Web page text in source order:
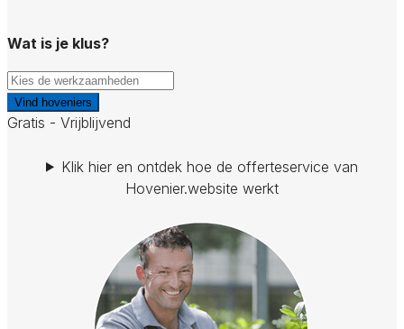
Wat is je klus?
Vind hoveniers
Gratis - Vrijblijvend
Klik hier en ontdek hoe de offerteservice van
Hovenier.website werkt